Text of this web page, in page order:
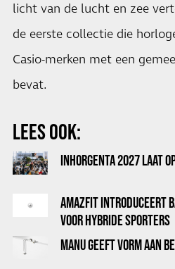
licht van de lucht en zee
de eerste collectie die
Casio-merken met een
bevat.
LEES OOK:
INHORGENTA 2027 LAAT
AMAZFIT INTRODUCEERT
VOOR HYBRIDE SPORTERS
MANU GEEFT VORM AAN